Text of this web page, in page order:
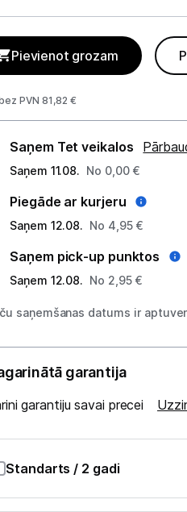
Pievienot grozam
PVN 81,82 €
Saņem Tet veikalos
Saņem 11.08. No 0,00 €
Piegāde ar kurjeru
Saņem 12.08. No 4,95 €
Saņem pick-up punktos
Saņem 12.08. No 2,95 €
saņemšanas datums ir
garantija
garantiju savai precei
Standarts / 2 gadi